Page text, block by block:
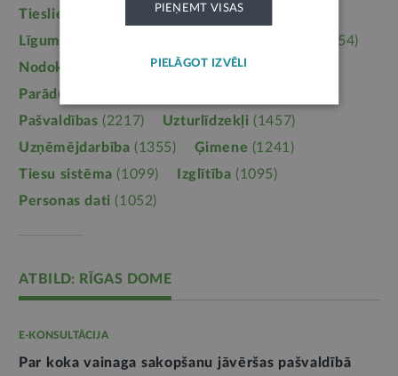
Tieslietas Darba tiesības
Līgumi, dokumenti
(3954)
Nodokļi
Mājoklis(3142)
Parādu piedziņa
Pašvaldības (2217) Uzturlīdzekļi (1457)
Uzņēmējdarbība (1355) Ģimene (1241)
Tiesu sistēma (1099) Izglītība (1095)
Personas dati (1052)
ATBILD: RĪGAS DOME
E-KONSULTĀCIJA
Par koka vainaga sakopšanu jāvēršas pašvaldībā
PIEŅEMT VISAS
PIELĀGOT IZVĒLI